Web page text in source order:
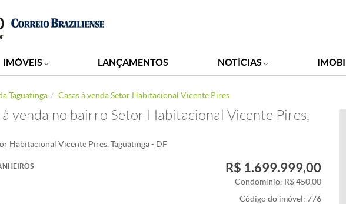
IMÓVEIS LANÇAMENTOS NOTÍCIAS
Taguatinga Casas à venda Setor Habitacional Vicente Pires
venda no bairro Setor Habitacional Vicente Pires,
Habitacional Vicente Pires, Taguatinga - DF
R$ 1.699.999,00
Condomínio: R$ 450,00
Código do imóvel: 776